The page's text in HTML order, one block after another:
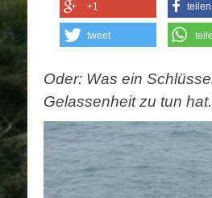
+1 teilen
tweet
Oder: Was ein
Gelassenheit zu tun hat.